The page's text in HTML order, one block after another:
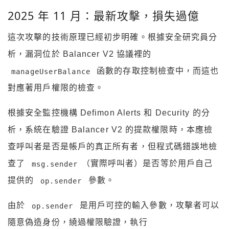
2025 年 11 月：最新攻擊，損失過億
這次攻擊的技術原理已經初步明確。根據安全研究員分
析，漏洞位於 Balancer V2 協議裡的
manageUserBalance
函數的存取控制檢查中，而這也
對應著用戶權限的檢查。
根據安全監控機構 Defimon Alerts 和 Decurity 的分
析，系統在驗證 Balancer V2 的提款權限時，本應檢
查呼叫者是否是帳戶的真正所有者，但程式碼錯誤地檢
查了
msg.sender
（實際呼叫者）是否等於用戶自己
提供的
op.sender 參數。
由於 op.sender
是用戶可控的輸入參數，攻擊者可以
隨意偽造身份，繞過權限驗證，執行